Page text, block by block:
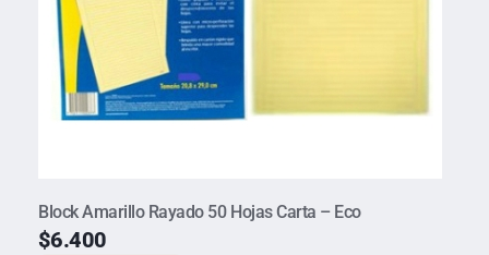
Block Amarillo Rayado 50 Hojas Carta – Eco
$6.400